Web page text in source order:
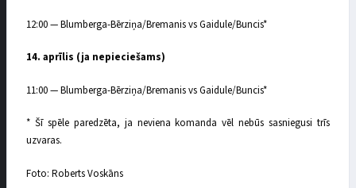
12:00 — Blumberga-Bērziņa/Bremanis vs Gaidule/Buncis*
14. aprīlis (ja nepieciešams)
11:00 — Blumberga-Bērziņa/Bremanis vs Gaidule/Buncis*
* Šī spēle paredzēta, ja neviena komanda vēl nebūs sasniegusi trīs
uzvaras.
Foto: Roberts Voskāns